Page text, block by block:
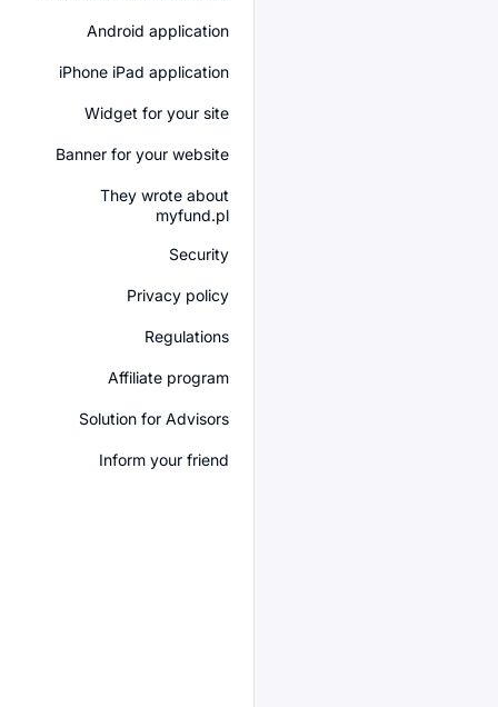
Android application
iPhone iPad application
Widget for your site
Banner for your website
They wrote about
myfund.pl
Security
Privacy policy
Regulations
Affiliate program
Solution for Advisors
Inform your friend